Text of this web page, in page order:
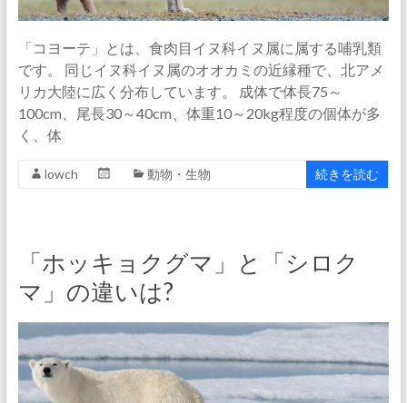
「コヨーテ」とは、食肉目イヌ科イヌ属に属する哺乳類
です。 同じイヌ科イヌ属のオオカミの近縁種で、北アメ
リカ大陸に広く分布しています。 成体で体長75～
100cm、尾長30～40cm、体重10～20kg程度の個体が多
く、体
lowch 動物・生物 続きを読む
「ホッキョクグマ」と「シロク
マ」の違いは?